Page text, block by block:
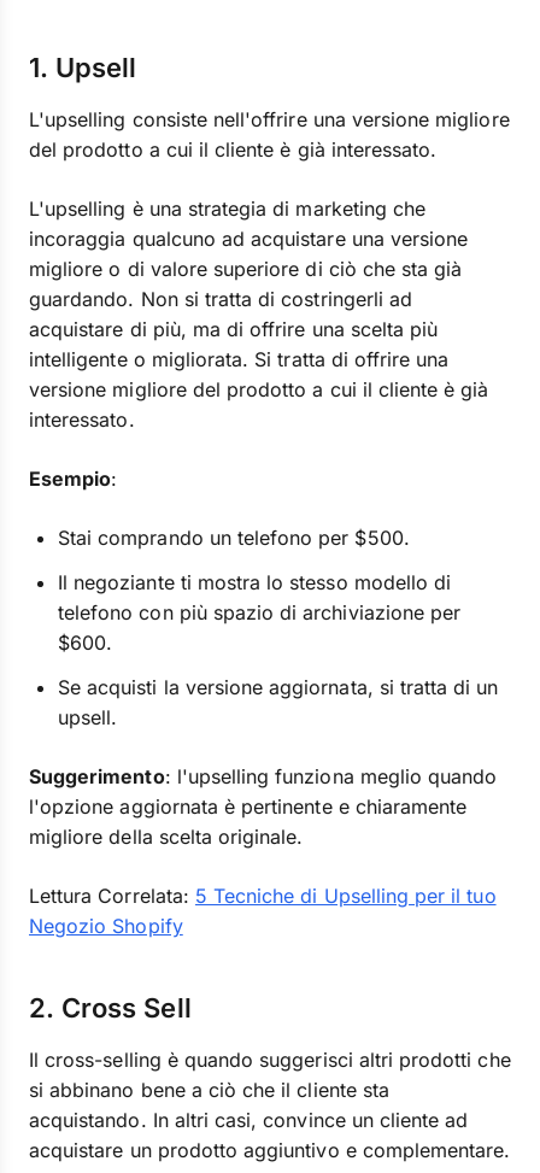
1. Upsell
L'upselling consiste nell'offrire una versione migliore
del prodotto a cui il cliente è già interessato.
L'upselling è una strategia di marketing che
incoraggia qualcuno ad acquistare una versione
migliore o di valore superiore di ciò che sta già
guardando. Non si tratta di costringerli ad
acquistare di più, ma di offrire una scelta più
intelligente o migliorata. Si tratta di offrire una
versione migliore del prodotto a cui il cliente è già
interessato.
Esempio:
Stai comprando un telefono per $500.
Il negoziante ti mostra lo stesso modello di
telefono con più spazio di archiviazione per
$600.
Se acquisti la versione aggiornata, si tratta di un
upsell.
Suggerimento: l'upselling funziona meglio quando
l'opzione aggiornata è pertinente e chiaramente
migliore della scelta originale.
Lettura Correlata: 5 Tecniche di Upselling per il tuo
Negozio Shopify
2. Cross Sell
Il cross-selling è quando suggerisci altri prodotti che
si abbinano bene a ciò che il cliente sta
acquistando. In altri casi, convince un cliente ad
acquistare un prodotto aggiuntivo e complementare.